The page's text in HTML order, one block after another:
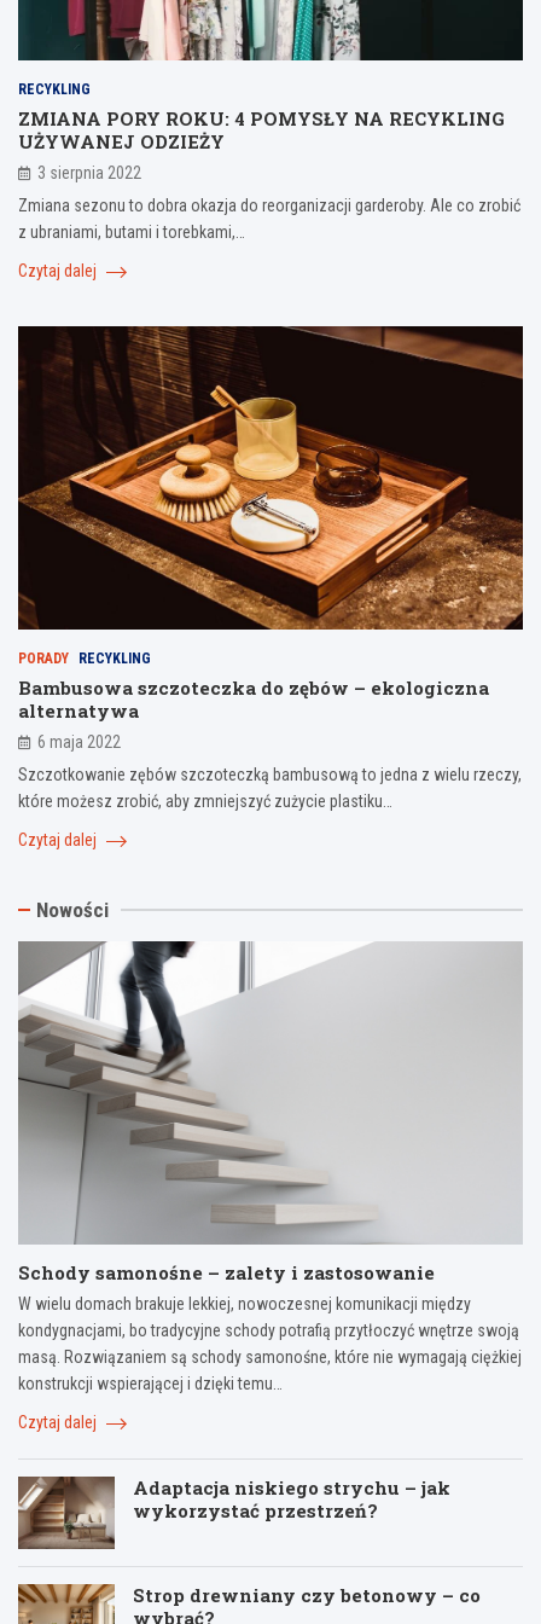
RECYKLING
ZMIANA PORY ROKU: 4 POMYSŁY NA RECYKLING
UŻYWANEJ ODZIEŻY
3 sierpnia 2022
Zmiana sezonu to dobra okazja do reorganizacji garderoby. Ale co zrobić
z ubraniami, butami i torebkami,…
Czytaj dalej
PORADY RECYKLING
Bambusowa szczoteczka do zębów – ekologiczna
alternatywa
6 maja 2022
Szczotkowanie zębów szczoteczką bambusową to jedna z wielu rzeczy,
które możesz zrobić, aby zmniejszyć zużycie plastiku…
Czytaj dalej
Nowości
Schody samonośne – zalety i zastosowanie
W wielu domach brakuje lekkiej, nowoczesnej komunikacji między
kondygnacjami, bo tradycyjne schody potrafią przytłoczyć wnętrze swoją
masą. Rozwiązaniem są schody samonośne, które nie wymagają ciężkiej
konstrukcji wspierającej i dzięki temu…
Czytaj dalej
Adaptacja niskiego strychu – jak
wykorzystać przestrzeń?
Strop drewniany czy betonowy – co
wybrać?